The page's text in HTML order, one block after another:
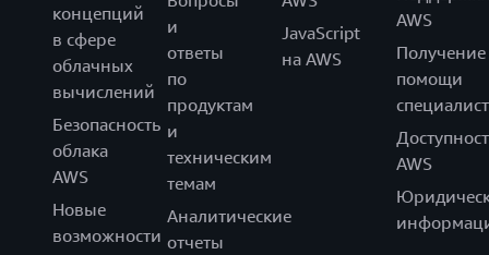
концепций
в сфере
облачных
вычислений
Безопасность
облака
AWS
Новые
возможности
и
ответы
по
продуктам
и
техническим
темам
Аналитические
отчеты
JavaScript
на AWS
AWS
Получение
помощи
AWS